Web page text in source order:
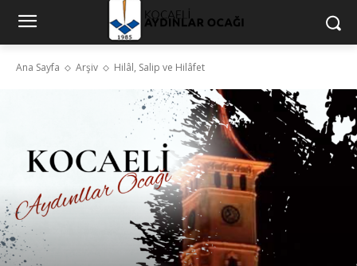
Ana Sayfa Arşiv Hilâl, Salip ve Hilâfet